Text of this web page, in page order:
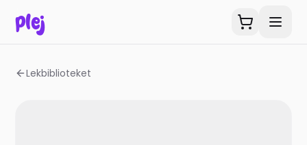
plej
Lekbiblioteket